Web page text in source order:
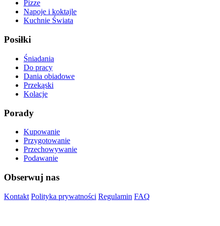
Pizze
Napoje i koktajle
Kuchnie Świata
Posiłki
Śniadania
Do pracy
Dania obiadowe
Przekąski
Kolacje
Porady
Kupowanie
Przygotowanie
Przechowywanie
Podawanie
Obserwuj nas
Kontakt Polityka prywatności Regulamin FAQ